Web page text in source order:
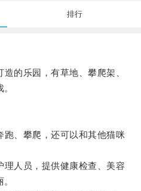
排行
的乐园，有草地、攀爬架、
、攀爬，还可以和其他猫咪
人员，提供健康检查、美容